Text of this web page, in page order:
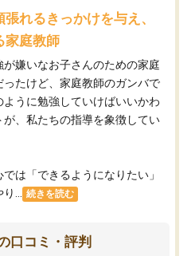
れるきっかけを与え、
家庭教師
嫌いなお子さんのための家庭
たけど、家庭教師のガンバで
うに勉強していけばいいかわ
、私たちの指導を象徴してい
は「できるようになりたい」
...
続きを読む
口コミ・評判